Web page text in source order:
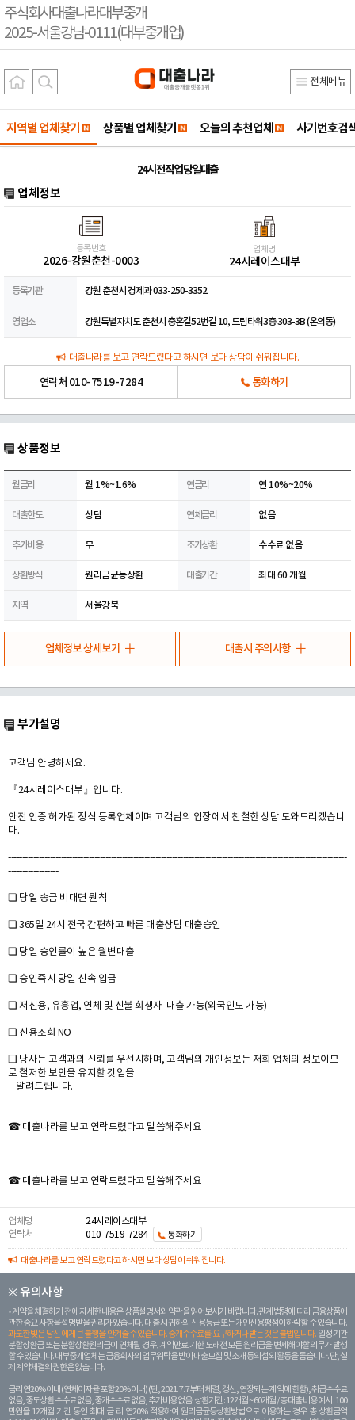
주식회사대출나라대부중개
2025-서울강남-0111(대부중개업)
전체메뉴
지역별 업체찾기 상품별 업체찾기 오늘의 추천업체 사기번호검
24시 전직업 당일대출
업체정보
등록번호
2026-강원춘천-0003
업체명
24시레이스대부
등록기관 강원 춘천시 경제과 033-250-3352
영업소 강원특별자치도 춘천시 충혼길52번길 10, 드림타워3층 303-3B (온의동)
대출나라를 보고 연락드렸다고 하시면 보다 상담이 쉬워집니다.
연락처 010-7519-7284 통화하기
상품정보
월금리 월 1%~1.6% 연금리 연 10%~20%
대출한도 상담 연체금리 없음
추가비용 무 조기상환 수수료 없음
상환방식 원리금균등상환 대출기간 최대 60 개월
지역 서울강북
업체정보 상세보기 대출시 주의사항
부가설명
고객님 안녕하세요.
『24시레이스대부』입니다.
안전 인증 허가된 정식 등록업체이며 고객님의 입장에서 친철한 상담 도와드리겠습니
다.
--------------------------------------------------------------------------------------------------------------------------
------------------
❏ 당일 송금 비대면 원칙
❏ 365일 24시 전국 간편하고 빠른 대출상담 대출승인
❏ 당일 승인률이 높은 월변대출
❏ 승인즉시 당일 신속 입금
❏ 저신용, 유흥업, 연체 및 신불 회생자 대출 가능(외국인도 가능)
❏ 신용조회 NO
❏ 당사는 고객과의 신뢰를 우선시하며, 고객님의 개인정보는 저희 업체의 정보이므
로 철저한 보안을 유지할 것임을
알려드립니다.
☎ 대출나라를 보고 연락드렸다고 말씀해주세요
☎ 대출나라를 보고 연락드렸다고 말씀해주세요
업체명
24시레이스대부
연락처
010-7519-7284 통화하기
대출나라를 보고 연락드렸다고 하시면 보다 상담이 쉬워집니다.
※ 유의사항
계약을 체결하기 전에 자세한 내용은 상품설명서와 약관을 읽어보시기 바랍니다. 관계 법령에 따라 금융상품에
관한 중요 사항을 설명받을 권리가 있습니다. 대 출 시 귀하의 신용등급 또는 개인신용평점이 하락할 수 있습니다.
과도한 빚은 당신 에게 큰 불행을 안겨줄 수 있습니다. 중개수수료를 요구하거나 받는 것은 불법입니다. 일정 기간
분할상환금 또는 분할상환원리금이 연체될 경우, 계약만료 기한 도래전 모든 원리금을 변제해야할 의무가 발생
할 수 있습니다. 대부중개업체는 금융회사의 업무위탁을 받아 대출모집 및 소개 등의 섭외 활동을 돕습니다. 단, 실
제 계약체결의 권한은 없습니다.
금리 연20% 이내 (연체이자율 포함 20% 이내) (단, 2021. 7. 7부터 체결, 갱신, 연장되는 계 약에 한함), 취급수수료
없음, 중도상환 수수료 없음, 중개수수료 없음, 추가비용 없음. 상환기간 : 12개월 ~ 60개월 / 총 대출 비용 예시 : 100
만원을 12개월 기간 동안 최대 금 리 연20% 적용하여 원리금균등상환방법으로 이용하는 경우 총 상환금액